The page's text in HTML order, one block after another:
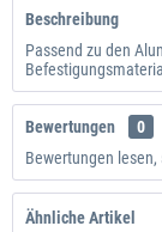
Beschreibung
Passend zu den
Bewertungen
0
Bewertungen
Ähnliche Artikel